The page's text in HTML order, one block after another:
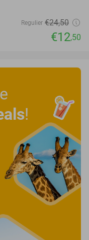
Regulier €24,50
€12,50
!